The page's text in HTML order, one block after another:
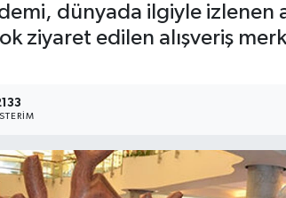
dünyada ilgiyle izlenen
ziyaret edilen alışveriş